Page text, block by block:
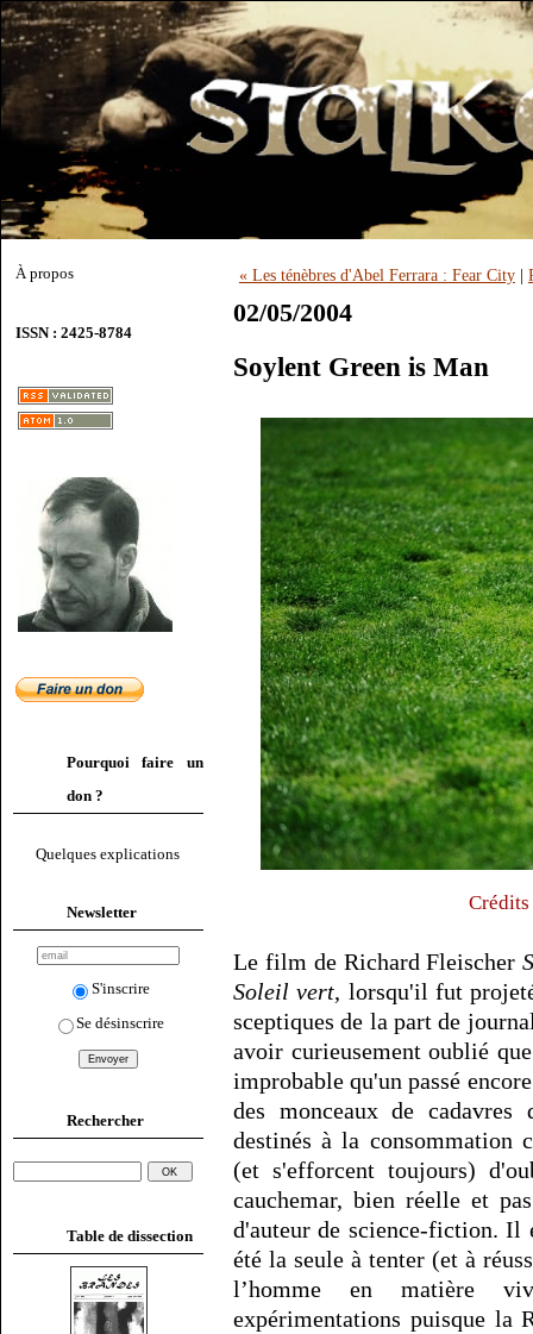
À propos
ISSN : 2425-8784
Pourquoi faire un
don ?
Quelques explications
Newsletter
S'inscrire
Se désinscrire
Rechercher
Table de dissection
« Les ténèbres d'Abel Ferrara : Fear City|
02/05/2004
Soylent Green is Man
Le film de Richard Fleischer
Soleil vert, lorsqu'il fut
sceptiques de la part de
avoir curieusement oublié
improbable qu'un passé
des monceaux de cadavres
destinés à la consommation
(et s'efforcent toujours)
cauchemar, bien réelle et
d'auteur de science-fiction. Il
été la seule à tenter (et à
l’homme en matière
expérimentations puisque la